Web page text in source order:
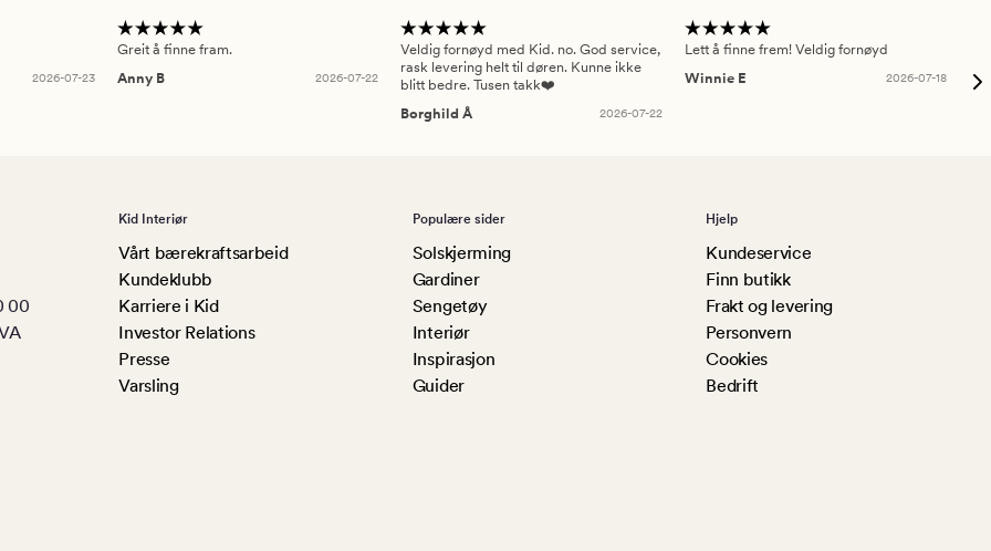
2026-07-23
Greit å finne fram.
Anny B
2026-07-22
Veldig fornøyd med Kid. no. God service,
rask levering helt til døren. Kunne ikke
blitt bedre. Tusen takk❤️
Borghild Å
2026-07-22
Lett å finne frem! Veldig fornøyd
Winnie E
2026-07-18
00
Kid Interiør
Vårt bærekraftsarbeid
Kundeklubb
Karriere i Kid
Investor Relations
Presse
Varsling
Populære sider
Solskjerming
Gardiner
Sengetøy
Interiør
Inspirasjon
Guider
Hjelp
Kundeservice
Finn butikk
Frakt og levering
Personvern
Cookies
Bedrift